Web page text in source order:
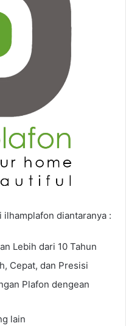
ilhamplafon diantaranya :
Lebih dari 10 Tahun
Cepat, dan Presisi
Plafon dengean
lain